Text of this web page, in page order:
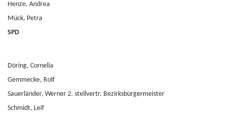
Henze, Andrea
Mück, Petra
SPD
Döring, Cornelia
Gemmecke, Rolf
Sauerländer, Werner 2. stellvertr. Bezirksbürgermeister
Schmidt, Leif